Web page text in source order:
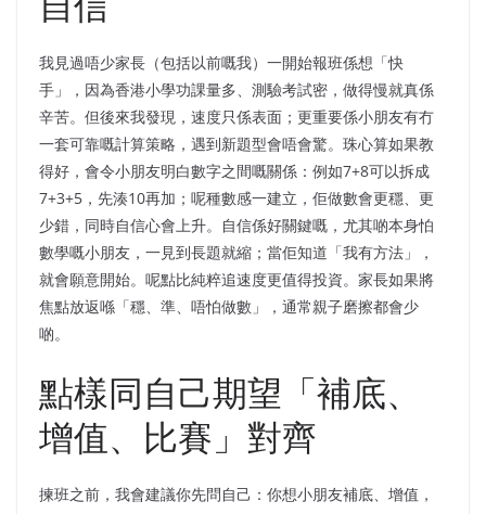
我見過唔少家長（包括以前嘅我）一開始報班係想「快
手」，因為香港小學功課量多、測驗考試密，做得慢就真係
辛苦。但後來我發現，速度只係表面；更重要係小朋友有冇
一套可靠嘅計算策略，遇到新題型會唔會驚。珠心算如果教
得好，會令小朋友明白數字之間嘅關係：例如7+8可以拆成
7+3+5，先湊10再加；呢種數感一建立，佢做數會更穩、更
少錯，同時自信心會上升。自信係好關鍵嘅，尤其啲本身怕
數學嘅小朋友，一見到長題就縮；當佢知道「我有方法」，
就會願意開始。呢點比純粹追速度更值得投資。家長如果將
焦點放返喺「穩、準、唔怕做數」，通常親子磨擦都會少
啲。
點樣同自己期望「補底、
增值、比賽」對齊
揀班之前，我會建議你先問自己：你想小朋友補底、增值，